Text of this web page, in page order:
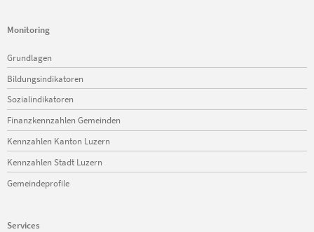
Monitoring
Navigation
überspringen
Grundlagen
Bildungsindikatoren
Sozialindikatoren
Finanzkennzahlen Gemeinden
Kennzahlen Kanton Luzern
Kennzahlen Stadt Luzern
Gemeindeprofile
Services